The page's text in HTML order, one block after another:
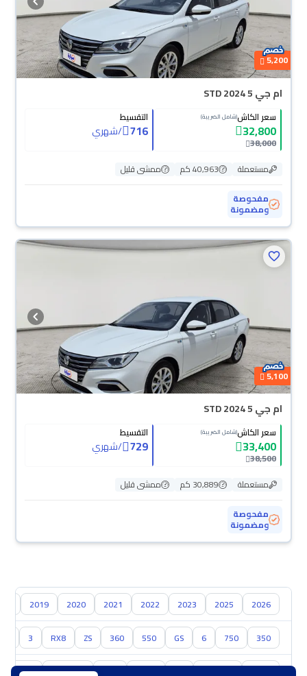
5,200
ام جي 5 STD 2024
سعر الكاش(شامل الضريبة)
32,800
38,000
التقسيط
716
/شهري
مستعملة 40,963 كم
ممشى قليل
مفحوصة
ومضمونة
محجوزة
5,100
ام جي 5 STD 2024
سعر الكاش(شامل الضريبة)
33,400
38,500
التقسيط
729
/شهري
مستعملة 30,889 كم
ممشى قليل
مفحوصة
ومضمونة
2026
2025
2023
2022
2021
2020
2019
350
750
6
GS
550
360
ZS
RX8
3
سوزوكي هافال